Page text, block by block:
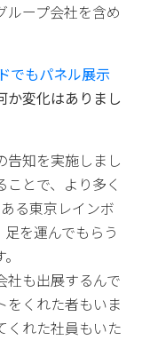
ループ会社を含め
でもパネル展示
か変化はありまし
告知を実施しまし
とで、より多く
る東京レインボ
を運んでもらう
社も出展するんで
をくれた者もいま
くれた社員もいた